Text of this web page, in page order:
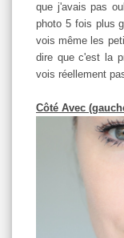
que j'avais pas
photo 5 fois plus
vois même les
dire que c'est la
vois réellement
Côté Avec